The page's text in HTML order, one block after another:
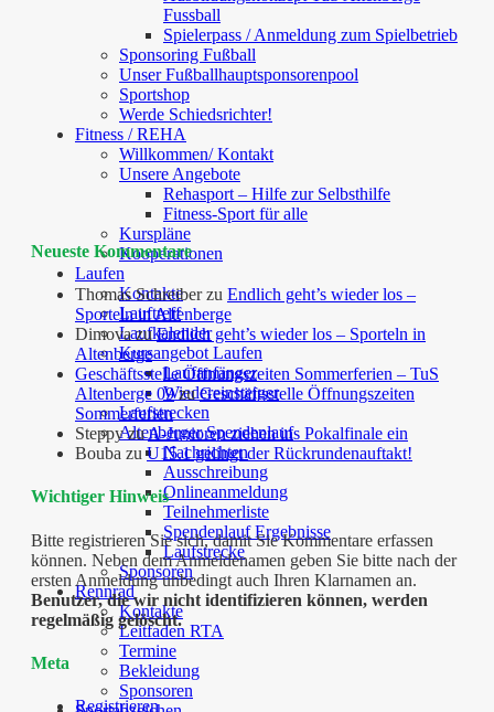
Fussball
Spielerpass / Anmeldung zum Spielbetrieb
Sponsoring Fußball
Unser Fußballhauptsponsorenpool
Sportshop
Werde Schiedsrichter!
Fitness / REHA
Willkommen/ Kontakt
Unsere Angebote
Rehasport – Hilfe zur Selbsthilfe
Fitness-Sport für alle
Kurspläne
Kooperationen
Laufen
Kontakte
Lauftreff
Laufkalender
Kursangebot Laufen
Laufanfänger
Wiedereinsteiger
Laufstrecken
Altenberger Spendenlauf
Nachrichten
Ausschreibung
Onlineanmeldung
Teilnehmerliste
Spendenlauf Ergebnisse
Laufstrecke
Sponsoren
Rennrad
Kontakte
Leitfaden RTA
Termine
Bekleidung
Sponsoren
Neueste Kommentare
Thomas Schreiberzu Endlich geht’s wieder los –
Sporteln in Altenberge
DimovazuEndlich geht’s wieder los – Sporteln in
Altenberge
Geschäftsstelle Öffnungszeiten Sommerferien – TuS
Altenberge 09zuGeschäftsstelle Öffnungszeiten
Sommerferien
SteppyzuA-Junioren ziehen ins Pokalfinale ein
Bouba zuU15.1 gelingt der Rückrundenauftakt!
Wichtiger Hinweis
Bitte registrieren Sie sich, damit Sie Kommentare erfassen
können. Neben dem Anmeldenamen geben Sie bitte nach der
ersten Anmeldung unbedingt auch Ihren Klarnamen an.
Benutzer, die wir nicht identifizieren können, werden
regelmäßig gelöscht.
Meta
Registrieren